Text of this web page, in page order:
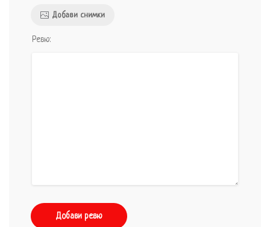
Добави снимки
Ревю:
Добави ревю